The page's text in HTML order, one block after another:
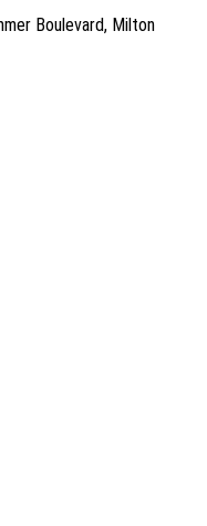
Boulevard, Milton